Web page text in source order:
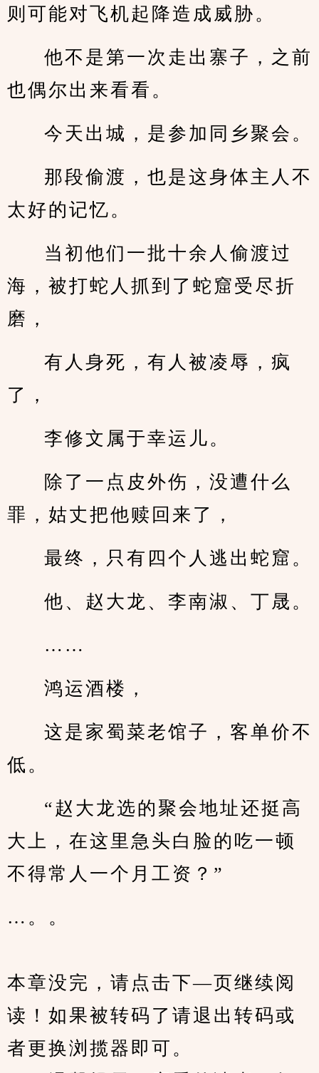
则可能对飞机起降造成威胁。
他不是第一次走出寨子，之前
也偶尔出来看看。
今天出城，是参加同乡聚会。
那段偷渡，也是这身体主人不
太好的记忆。
当初他们一批十余人偷渡过
海，被打蛇人抓到了蛇窟受尽折
磨，
有人身死，有人被凌辱，疯
了，
李修文属于幸运儿。
除了一点皮外伤，没遭什么
罪，姑丈把他赎回来了，
最终，只有四个人逃出蛇窟。
他、赵大龙、李南淑、丁晟。
……
鸿运酒楼，
这是家蜀菜老馆子，客单价不
低。
“赵大龙选的聚会地址还挺高
大上，在这里急头白脸的吃一顿
不得常人一个月工资？”
…。。
本章没完，请点击下—页继续阅
读！如果被转码了请退出转码或
者更换浏揽器即可。